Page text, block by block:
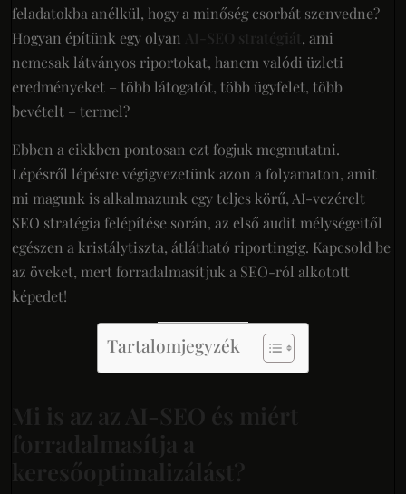
feladatokba anélkül, hogy a minőség csorbát szenvedne?
Hogyan építünk egy olyan AI-SEO stratégiát , ami
nemcsak látványos riportokat, hanem valódi üzleti
eredményeket – több látogatót, több ügyfelet, több
bevételt – termel?
Ebben a cikkben pontosan ezt fogjuk megmutatni.
Lépésről lépésre végigvezetünk azon a folyamaton, amit
mi magunk is alkalmazunk egy teljes körű, AI-vezérelt
SEO stratégia felépítése során, az első audit mélységeitől
egészen a kristálytiszta, átlátható riportingig. Kapcsold be
az öveket, mert forradalmasítjuk a SEO-ról alkotott
képedet!
Tartalomjegyzék
Mi is az az AI-SEO és miért
forradalmasítja a
keresőoptimalizálást?